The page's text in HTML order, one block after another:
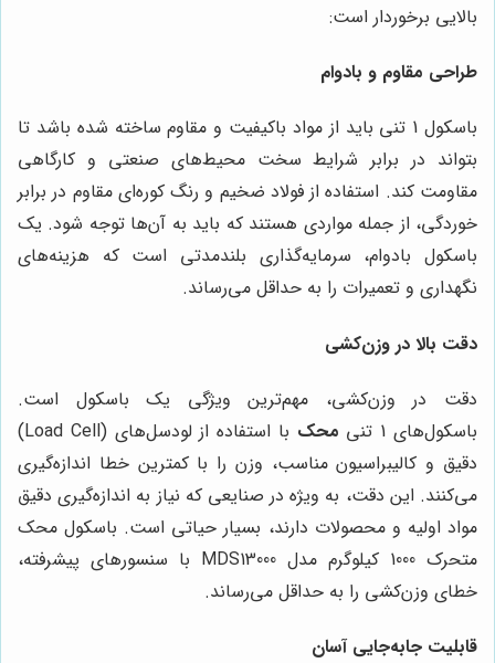
بالایی برخوردار است:
طراحی مقاوم و بادوام
باسکول 1 تنی باید از مواد باکیفیت و مقاوم ساخته شده باشد تا
بتواند در برابر شرایط سخت محیط‌های صنعتی و کارگاهی
مقاومت کند. استفاده از فولاد ضخیم و رنگ کوره‌ای مقاوم در برابر
خوردگی، از جمله مواردی هستند که باید به آن‌ها توجه شود. یک
باسکول بادوام، سرمایه‌گذاری بلندمدتی است که هزینه‌های
نگهداری و تعمیرات را به حداقل می‌رساند.
دقت بالا در وزن‌کشی
دقت در وزن‌کشی، مهم‌ترین ویژگی یک باسکول است.
باسکول‌های 1 تنی
محک
با استفاده از لودسل‌های (Load Cell)
دقیق و کالیبراسیون مناسب، وزن را با کمترین خطا اندازه‌گیری
می‌کنند. این دقت، به ویژه در صنایعی که نیاز به اندازه‌گیری دقیق
مواد اولیه و محصولات دارند، بسیار حیاتی است. باسکول محک
متحرک 1000 کیلوگرم مدل MDS13000 با سنسورهای پیشرفته،
خطای وزن‌کشی را به حداقل می‌رساند.
قابلیت جابه‌جایی آسان